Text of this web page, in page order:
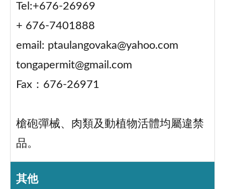
Tel:+676-26969
+ 676-7401888
email: ptaulangovaka@yahoo.com
tongapermit@gmail.com
Fax：676-26971
槍砲彈械、肉類及動植物活體均屬違禁
品。
其他